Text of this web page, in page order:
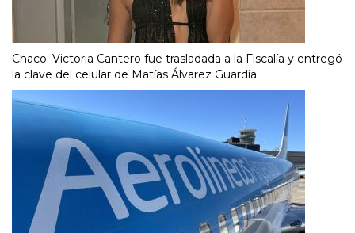
Chaco: Victoria Cantero fue trasladada a la Fiscalía y entregó
la clave del celular de Matías Álvarez Guardia